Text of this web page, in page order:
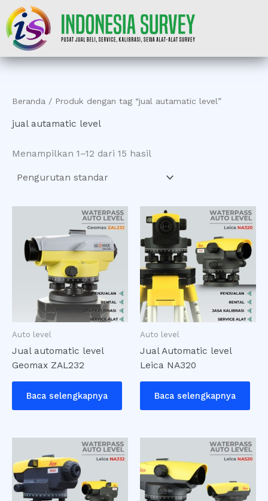
Lewati
ke
konten
Beranda / Produk dengan tag “jual autamatic level”
jual autamatic level
Menampilkan 1–12 dari 15 hasil
Auto level
Jual automatic level
Geomax ZAL232
Baca selengkapnya
Auto level
Jual Automatic level
Leica NA320
Baca selengkapnya